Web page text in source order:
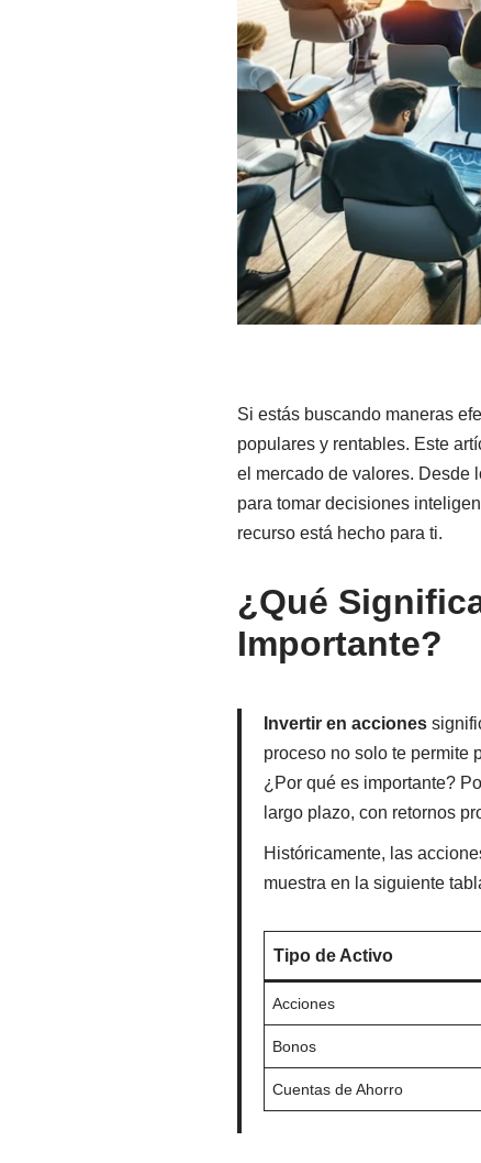
Si estás buscando maneras
populares y rentables. Este
el mercado de valores. Desde
para tomar decisiones
recurso está hecho para ti.
¿Qué
Importante?
Invertir en acciones
proceso no solo te permite
¿Por qué es importante?
largo plazo, con retornos
Históricamente, las
muestra en la siguiente
Tipo de Activo
Acciones
Bonos
Cuentas de Ahorro